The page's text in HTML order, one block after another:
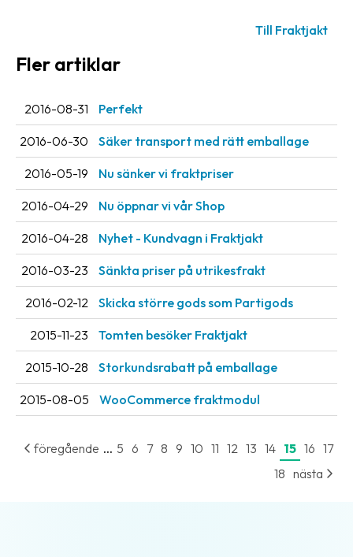
företaget
Om
Pressrum
Medarbetare
Jobb
&
karriär
Nyhetsarkiv
Villkor
Allmänna
Till Fraktjakt
Fler artiklar
2016-08-31 Perfekt
2016-06-30 Säker transport med rätt emballage
2016-05-19 Nu sänker vi fraktpriser
2016-04-29 Nu öppnar vi vår Shop
2016-04-28 Nyhet - Kundvagn i Fraktjakt
2016-03-23 Sänkta priser på utrikesfrakt
2016-02-12 Skicka större gods som Partigods
2015-11-23 Tomten besöker Fraktjakt
2015-10-28 Storkundsrabatt på emballage
2015-08-05 WooCommerce fraktmodul
föregående ... 5 6 7 8 9 10 11 12 13 14 15 16 17
18 nästa